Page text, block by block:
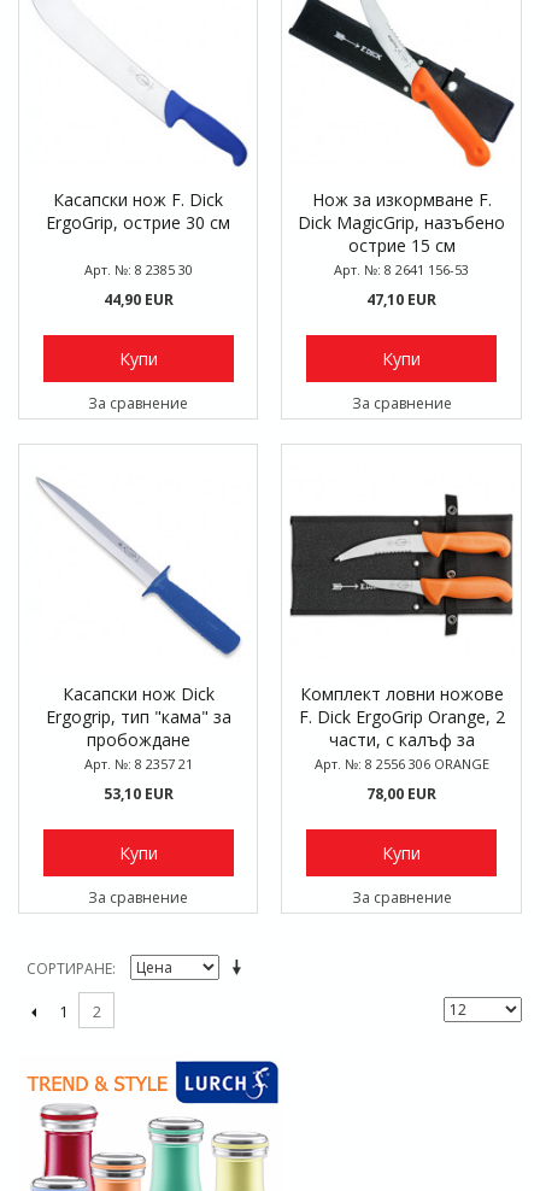
Касапски нож F. Dick
ErgoGrip, острие 30 см
Арт. №: 8 2385 30
44,90 EUR
Купи
За сравнение
Нож за изкормване F.
Dick MagicGrip, назъбено
острие 15 см
Арт. №: 8 2641 156-53
47,10 EUR
Купи
За сравнение
Касапски нож Dick
Ergogrip, тип "кама" за
пробождане
Арт. №: 8 2357 21
53,10 EUR
Купи
За сравнение
Комплект ловни ножове
F. Dick ErgoGrip Orange, 2
части, с калъф за
съхранение
Арт. №: 8 2556 306 ORANGE
78,00 EUR
Купи
За сравнение
СОРТИРАНЕ
1 2